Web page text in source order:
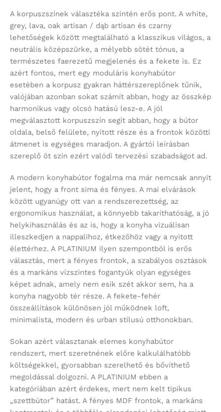
A korpuszszínek választéka szintén erős pont. A white,
grey, lava, oak artisan / dąb artisan és czarny
lehetőségek között megtalálható a klasszikus világos, a
neutrális középszürke, a mélyebb sötét tónus, a
természetes faerezetű megjelenés és a fekete is. Ez
azért fontos, mert egy moduláris konyhabútor
esetében a korpusz gyakran háttérszereplőnek tűnik,
valójában azonban sokat számít abban, hogy az összkép
harmonikus vagy olcsó hatású lesz-e. A jól
megválasztott korpuszszín segít abban, hogy a bútor
oldala, belső felülete, nyitott része és a frontok közötti
átmenet is egységes maradjon. A gyártói leírásban
szereplő öt szín ezért valódi tervezési szabadságot ad.
A modern konyhabútor fogalma ma már nemcsak annyit
jelent, hogy a front sima és fényes. A mai elvárások
között ugyanúgy ott van a rendszerezettség, az
ergonomikus használat, a könnyebb takaríthatóság, a jó
helykihasználás és az is, hogy a konyha vizuálisan
illeszkedjen a nappalihoz, étkezőhöz vagy a nyitott
élettérhez. A PLATINIUM ilyen szempontból is erős
választás, mert a fényes frontok, a szabályos osztások
és a markáns vízszintes fogantyúk olyan egységes
képet adnak, amely nem esik szét akkor sem, ha a
konyha nagyobb tér része. A fekete-fehér
összeállítások különösen jól működnek loft,
minimalista, modern és urban stílusú otthonokban.
Sokan azért választanak elemes konyhabútor
rendszert, mert szeretnének előre kalkulálhatóbb
költségekkel, gyorsabban szerelhető és bővíthető
megoldással dolgozni. A PLATINIUM ebben a
kategóriában azért érdekes, mert nem kelt tipikus
„szettbútor” hatást. A fényes MDF frontok, a markáns